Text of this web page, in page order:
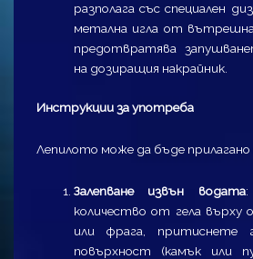
разполага със специален
метална игла от
предотвратява
на дозиращия накрайник.
Инструкции за употреба
Лепилото може да бъде прилагано
Залепване извън водата:
количество от гела върху
или фрага, притиснете
повърхност (камък или